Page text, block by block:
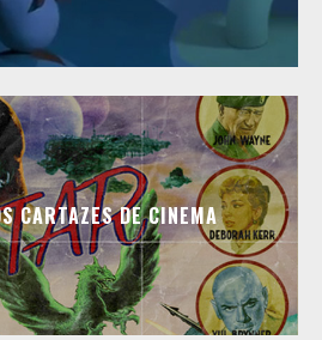
CARTAZES DE CINEMA